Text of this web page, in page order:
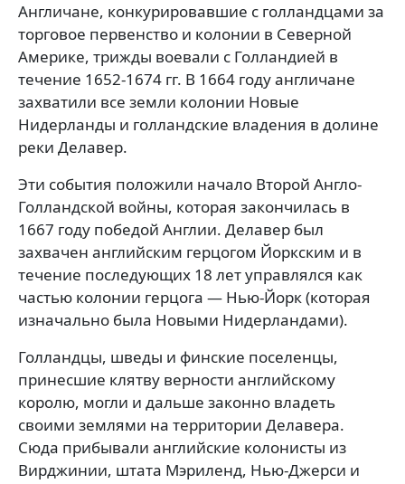
Англичане, конкурировавшие с голландцами за
торговое первенство и колонии в Северной
Америке, трижды воевали с Голландией в
течение 1652-1674 гг. В 1664 году англичане
захватили все земли колонии Новые
Нидерланды и голландские владения в долине
реки Делавер.
Эти события положили начало Второй Англо-
Голландской войны, которая закончилась в
1667 году победой Англии. Делавер был
захвачен английским герцогом Йоркским и в
течение последующих 18 лет управлялся как
частью колонии герцога — Нью-Йорк (которая
изначально была Новыми Нидерландами).
Голландцы, шведы и финские поселенцы,
принесшие клятву верности английскому
королю, могли и дальше законно владеть
своими землями на территории Делавера.
Сюда прибывали английские колонисты из
Вирджинии, штата Мэриленд, Нью-Джерси и